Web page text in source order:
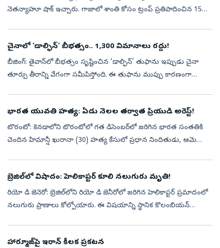
నెతన్యాహూ షాక్ ఇచ్చారు. గాజాలో శాంతి కోసం ట్రంప్ ప్రతిపాదించిన 15
చైనాలో ‘డాల్ఫిన్‌’ బీభత్సం.. 1,300 విమానాలు రద్దు!
బీజింగ్‌: తైవాన్‌లో బీభత్సం సృష్టించిన ‘డాల్ఫిన్’ తుఫాను ఇప్పుడు చైనా
తూర్పు తీరాన్ని వేగంగా సమీపిస్తోంది. ఈ తుఫాను ముప్పు కారణంగా
భారత యువతి హత్య: ఏడు నెలల తర్వాత ప్రియుడి అరెస్ట్!
టొరంటో: కెనడాలోని టొరంటోలో గత డిసెంబర్‌లో జరిగిన భారత సంతతికి
చెందిన హిమాన్షీ ఖురానా (30) హత్య కేసులో ప్రధాన నిందితుడు, ఆమె
బ్రెజిల్‌లో విషాదం: హెలికాప్టర్ కూలి నలుగురు మృతి!
రియో డి జెనెరో: బ్రెజిల్‌లోని రియో డి జెనీరోలో జరిగిన హెలికాప్టర్ ప్రమాదంలో
నలుగురు ప్రాణాలు కోల్పోయారు. ఈ విషయాన్ని స్థానిక కొలంబియన్
హార్మూజ్‌పై ఇరాన్‌ కీలక ప్రకటన